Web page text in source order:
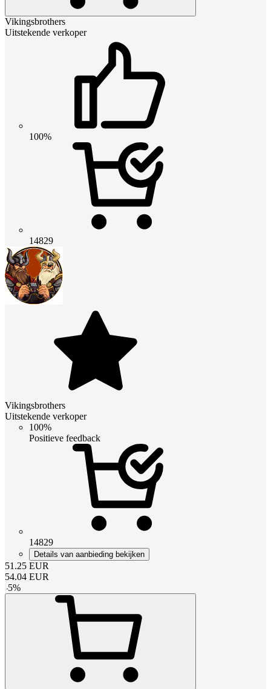
Vikingsbrothers
Uitstekende verkoper
100%
14829
Vikingsbrothers
Uitstekende verkoper
100%
Positieve feedback
14829
Details van aanbieding bekijken
51.25 EUR
54.04 EUR
-5%